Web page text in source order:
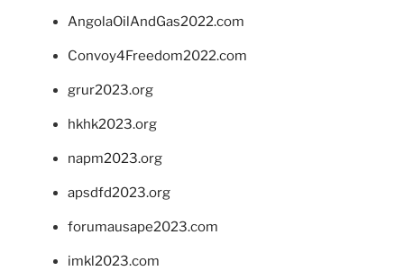
AngolaOilAndGas2022.com
Convoy4Freedom2022.com
grur2023.org
hkhk2023.org
napm2023.org
apsdfd2023.org
forumausape2023.com
imkl2023.com